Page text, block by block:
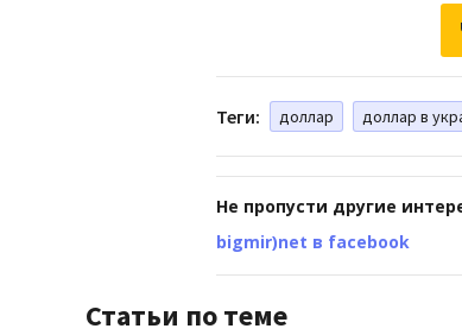
Теги: доллар доллар в
Не пропусти другие
bigmir)net в facebook
Статьи по теме